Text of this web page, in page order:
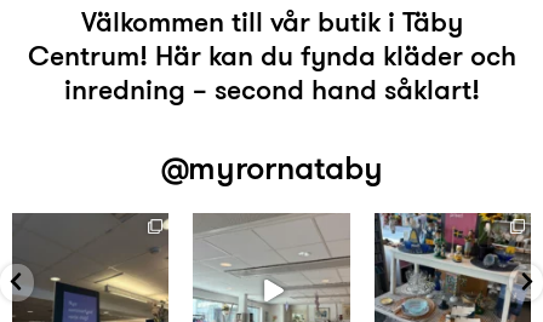
Välkommen till vår butik i Täby
Centrum! Här kan du fynda kläder och
inredning – second hand såklart!
@myrornataby